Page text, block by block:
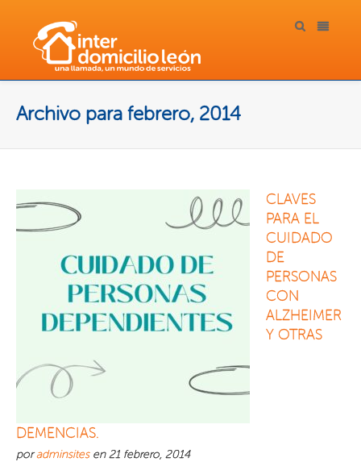
Archivo para febrero, 2014
CLAVES
PARA EL
CUIDADO
DE
PERSONAS
CON
ALZHEIMER
Y OTRAS
DEMENCIAS.
poradminsitesen 21 febrero, 2014